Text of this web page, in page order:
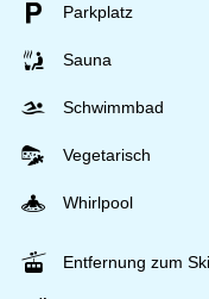
Parkplatz
Sauna
Schwimmbad
Vegetarisch
Whirlpool
Entfernung zum